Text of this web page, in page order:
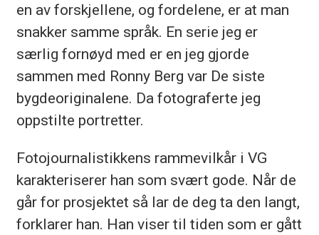
en av forskjellene, og fordelene, er at man
snakker samme språk. En serie jeg er
særlig fornøyd med er en jeg gjorde
sammen med Ronny Berg var De siste
bygdeoriginalene. Da fotograferte jeg
oppstilte portretter.
Fotojournalistikkens rammevilkår i VG
karakteriserer han som svært gode. Når de
går for prosjektet så lar de deg ta den langt,
forklarer han. Han viser til tiden som er gått